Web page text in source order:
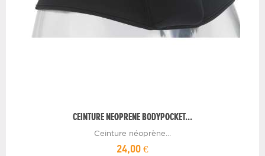
CEINTURE NEOPRENE BODYPOCKET...
Ceinture néoprène...
24,00 €